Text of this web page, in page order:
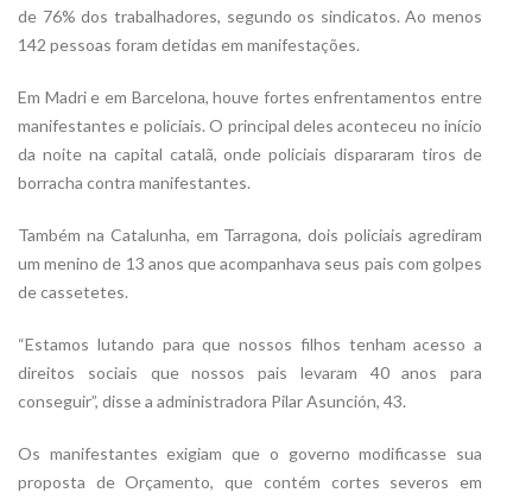
de 76% dos trabalhadores, segundo os sindicatos. Ao menos
142 pessoas foram detidas em manifestações.
Em Madri e em Barcelona, houve fortes enfrentamentos entre
manifestantes e policiais. O principal deles aconteceu no início
da noite na capital catalã, onde policiais dispararam tiros de
borracha contra manifestantes.
Também na Catalunha, em Tarragona, dois policiais agrediram
um menino de 13 anos que acompanhava seus pais com golpes
de cassetetes.
“Estamos lutando para que nossos filhos tenham acesso a
direitos sociais que nossos pais levaram 40 anos para
conseguir”, disse a administradora Pilar Asunción, 43.
Os manifestantes exigiam que o governo modificasse sua
proposta de Orçamento, que contém cortes severos em